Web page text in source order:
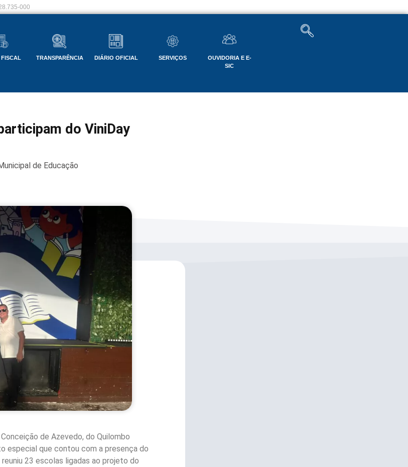
000
TRANSPARÊNCIA DIÁRIO OFICIAL SERVIÇOS
OUVIDORIA E E-
SIC
do ViniDay
de Educação
de Azevedo, do Quilombo
especial que contou com a presença do
23 escolas ligadas ao projeto do